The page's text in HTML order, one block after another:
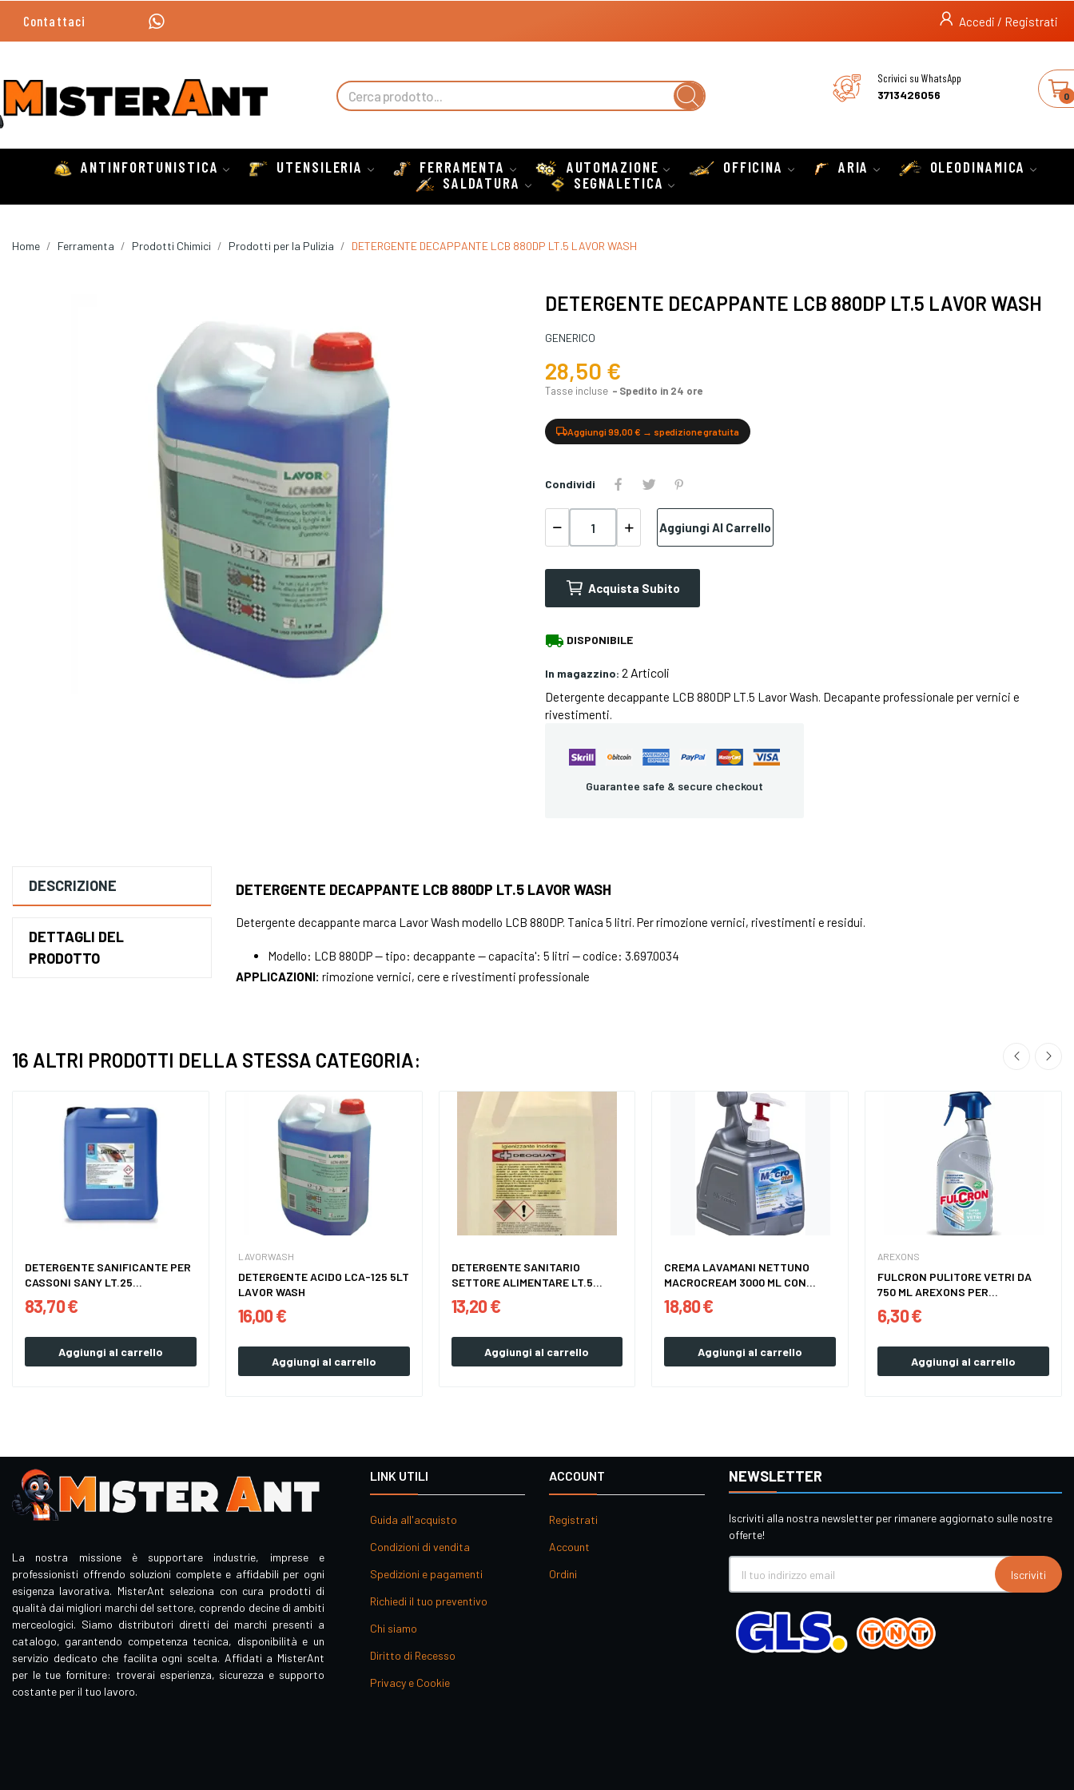
Contattaci Accedi / Registrati
0
Scrivici su WhatsApp
3713426056
ANTINFORTUNISTICA UTENSILERIA FERRAMENTA AUTOMAZIONE OFFICINA ARIA
OLEODINAMICA
SALDATURA
SEGNALETICA
Home Ferramenta Prodotti Chimici Prodotti per la Pulizia DETERGENTE DECAPPANTE LCB 880DP LT.5 LAVOR WASH
DETERGENTE DECAPPANTE LCB 880DP LT.5 LAVOR WASH
GENERICO
28,50 €
Tasse incluse Spedito in 24 ore
Aggiungi 99,00 € → spedizione gratuita
Condividi
Aggiungi Al Carrello
Acquista Subito
local_shipping DISPONIBILE
In magazzino: 2 Articoli
Detergente decappante LCB 880DP LT.5 Lavor Wash. Decapante professionale per vernici e
rivestimenti.
Guarantee safe & secure checkout
DESCRIZIONE
DETTAGLI DEL
PRODOTTO
DETERGENTE DECAPPANTE LCB 880DP LT.5 LAVOR WASH
Detergente decappante marca Lavor Wash modello LCB 880DP. Tanica 5 litri. Per rimozione vernici, rivestimenti e residui.
Modello: LCB 880DP — tipo: decappante — capacita': 5 litri — codice: 3.697.0034
APPLICAZIONI: rimozione vernici, cere e rivestimenti professionale
16 ALTRI PRODOTTI DELLA STESSA CATEGORIA:
DETERGENTE SANIFICANTE PER
CASSONI SANY LT.25...
83,70 €
Aggiungi al carrello
LAVORWASH
DETERGENTE ACIDO LCA-125 5LT
LAVOR WASH
16,00 €
Aggiungi al carrello
DETERGENTE SANITARIO
SETTORE ALIMENTARE LT.5...
13,20 €
Aggiungi al carrello
CREMA LAVAMANI NETTUNO
MACROCREAM 3000 ML CON...
18,80 €
Aggiungi al carrello
AREXONS
FULCRON PULITORE VETRI DA
750 ML AREXONS PER...
6,30 €
Aggiungi al carrello
La nostra missione è supportare industrie, imprese e
professionisti offrendo soluzioni complete e affidabili per ogni
esigenza lavorativa. MisterAnt seleziona con cura prodotti di
qualità dai migliori marchi del settore, coprendo decine di ambiti
merceologici. Siamo distributori diretti dei marchi presenti a
catalogo, garantendo competenza tecnica, disponibilità e un
servizio dedicato che facilita ogni scelta. Affidati a MisterAnt
per le tue forniture: troverai esperienza, sicurezza e supporto
costante per il tuo lavoro.
LINK UTILI
Guida all'acquisto
Condizioni di vendita
Spedizioni e pagamenti
Richiedi il tuo preventivo
Chi siamo
Diritto di Recesso
Privacy e Cookie
ACCOUNT
Registrati
Account
Ordini
NEWSLETTER
Iscriviti alla nostra newsletter per rimanere aggiornato sulle nostre
offerte!
Iscriviti